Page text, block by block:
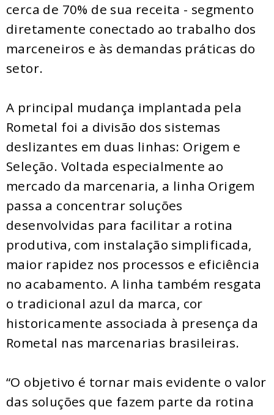
cerca de 70% de sua receita - segmento
diretamente conectado ao trabalho dos
marceneiros e às demandas práticas do
setor.
A principal mudança implantada pela
Rometal foi a divisão dos sistemas
deslizantes em duas linhas: Origem e
Seleção. Voltada especialmente ao
mercado da marcenaria, a linha Origem
passa a concentrar soluções
desenvolvidas para facilitar a rotina
produtiva, com instalação simplificada,
maior rapidez nos processos e eficiência
no acabamento. A linha também resgata
o tradicional azul da marca, cor
historicamente associada à presença da
Rometal nas marcenarias brasileiras.
“O objetivo é tornar mais evidente o valor
das soluções que fazem parte da rotina